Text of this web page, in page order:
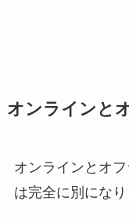
オンラインと
オンラインとオ
は完全に別になり